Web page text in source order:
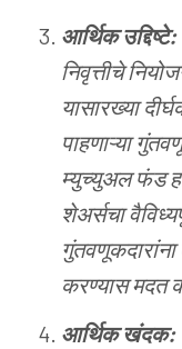
आर्थिक उद्दिष्टे:
निवृत्तीचे
यासारख्या
पाहणाऱ्या
म्युच्युअल फंड
शेअर्सचा
गुंतवणूकदारांना
करण्यास मदत
आर्थिक खंदक: